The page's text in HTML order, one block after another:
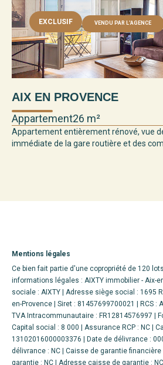
EXCLUSIF VENDU PAR L'AGENCE
AIX EN PROVENCE
Appartement26 m²
Appartement entièrement rénové, vue
immédiate de la gare routière et des
Mentions légales
Ce bien fait partie d'une copropriété de 120
informations légales : AIXTY immobilier - Aix-
sociale : AIXTY | Adresse siège social : 1695
en-Provence | Siret : 81457699700021 | RCS :
TVA Intracommunautaire : FR12814576997 |
Capital social : 8 000 | Assurance RCP : NC |
13102016000003376 | Date de délivrance :
délivrance : NC | Caisse de garantie financière
garantie : NC | Adresse caisse de garantie :